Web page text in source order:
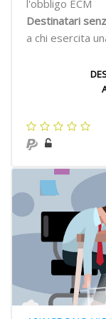
l'obbligo ECM
Destinatari
a chi esercita